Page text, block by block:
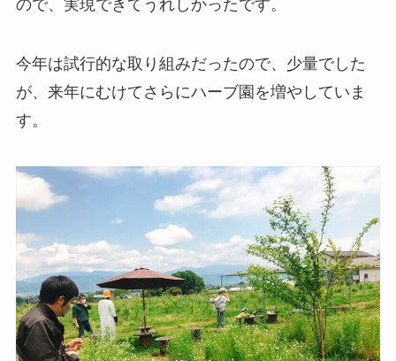
ので、実現できてうれしかったです。
今年は試行的な取り組みだったので、少量でした
が、来年にむけてさらにハーブ園を増やしていま
す。